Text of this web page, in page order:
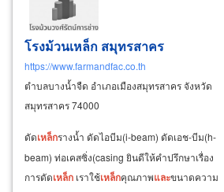
โรงม้วนเหล็ก สมุทรสาคร
https://www.farmandfac.co.th
ตำบลบางน้ำจืด อำเภอเมืองสมุทรสาคร จังหวัด
สมุทรสาคร 74000
ดัดเหล็กรางน้ำ ดัดไอบีม(i-beam) ดัดเอช-บีม(h-
beam) ท่อเคสซิ่ง(casing ยินดีให้คำปรึกษาเรื่อง
การดัดเหล็ก เราใช้เหล็กคุณภาพและขนาดความ